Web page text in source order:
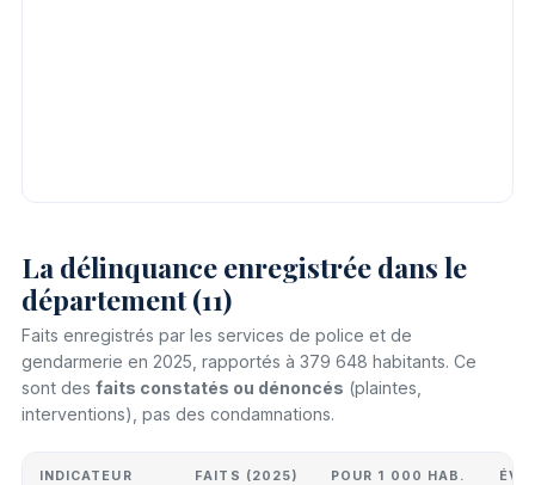
La délinquance enregistrée dans le
département (11)
Faits enregistrés par les services de police et de
gendarmerie en 2025, rapportés à 379 648 habitants. Ce
sont des faits constatés ou dénoncés (plaintes,
interventions), pas des condamnations.
INDICATEUR FAITS (2025) POUR 1 000 HAB.